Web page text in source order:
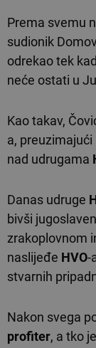
Prema svemu
sudionik
odrekao tek
neće ostati u
Kao takav,
a,
nad udrugama
Danas udruge
bivši
zrakoplovnom
naslijeđe HVO-
stvarnih
Nakon svega
profiter, a tko